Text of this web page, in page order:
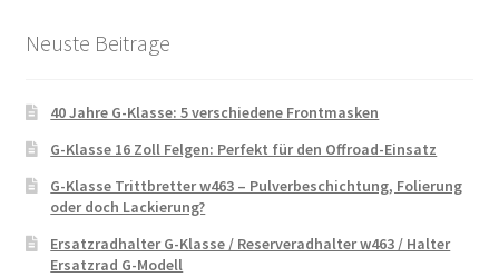
Neuste Beitrage
40 Jahre G-Klasse: 5 verschiedene Frontmasken
G-Klasse 16 Zoll Felgen: Perfekt für den Offroad-Einsatz
G-Klasse Trittbretter w463 – Pulverbeschichtung, Folierung
oder doch Lackierung?
Ersatzradhalter G-Klasse / Reserveradhalter w463 / Halter
Ersatzrad G-Modell